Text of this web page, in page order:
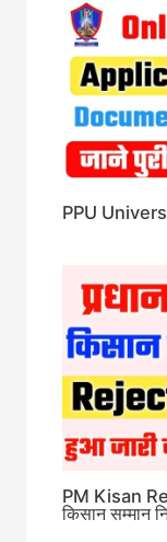
PPU
PM Kisan
किसान सम्मान